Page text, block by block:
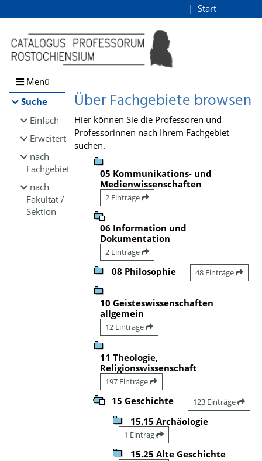
Browsen
direkt zum Inhalt
Start
Menü
Suche
Einfach
Erweitert
nach
Fachgebiet
nach
Fakultät /
Sektion
Über Fachgebiete browsen
Hier können Sie die Professoren und
Professorinnen nach Ihrem Fachgebiet
suchen.
05 Kommunikations- und
Medienwissenschaften
2 Einträge
06 Information und
Dokumentation
2 Einträge
08 Philosophie 48 Einträge
10 Geisteswissenschaften
allgemein
12 Einträge
11 Theologie,
Religionswissenschaft
197 Einträge
15 Geschichte 123 Einträge
15.15 Archäologie
1 Eintrag
15.25 Alte Geschichte